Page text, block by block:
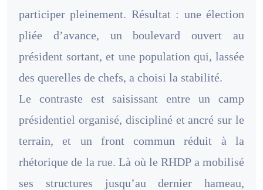
participer pleinement. Résultat : une élection
pliée d’avance, un boulevard ouvert au
président sortant, et une population qui, lassée
des querelles de chefs, a choisi la stabilité.
Le contraste est saisissant entre un camp
présidentiel organisé, discipliné et ancré sur le
terrain, et un front commun réduit à la
rhétorique de la rue. Là où le RHDP a mobilisé
ses structures jusqu’au dernier hameau,